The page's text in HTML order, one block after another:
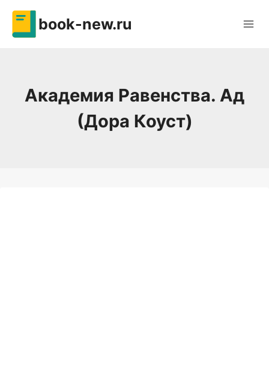
Перейти
содержимому
book-new.ru
Академия Равенства. Ад
(Дора Коуст)